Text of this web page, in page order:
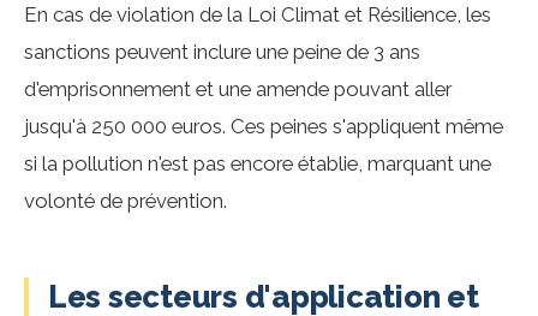
En cas de violation de la Loi Climat et Résilience, les
sanctions peuvent inclure une peine de 3 ans
d'emprisonnement et une amende pouvant aller
jusqu'à 250 000 euros. Ces peines s'appliquent même
si la pollution n'est pas encore établie, marquant une
volonté de prévention.
Les secteurs d'application et